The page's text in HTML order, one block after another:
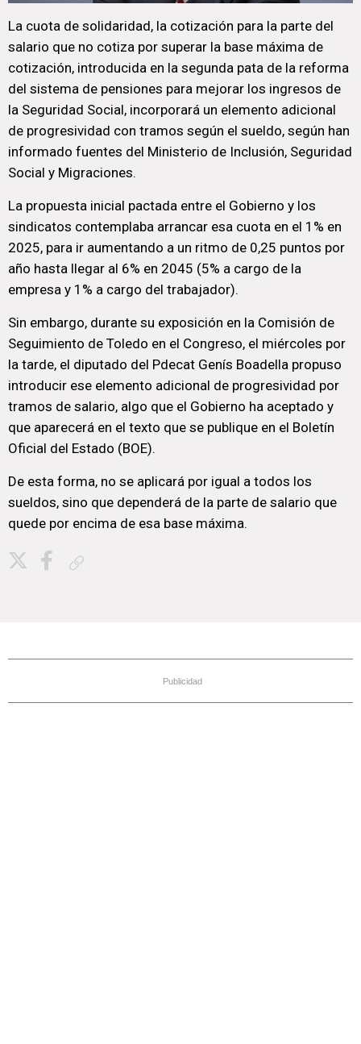
La cuota de solidaridad, la cotización para la parte del
salario que no cotiza por superar la base máxima de
cotización, introducida en la segunda pata de la reforma
del sistema de pensiones para mejorar los ingresos de
la Seguridad Social, incorporará un elemento adicional
de progresividad con tramos según el sueldo, según han
informado fuentes del Ministerio de Inclusión, Seguridad
Social y Migraciones.
La propuesta inicial pactada entre el Gobierno y los
sindicatos contemplaba arrancar esa cuota en el 1% en
2025, para ir aumentando a un ritmo de 0,25 puntos por
año hasta llegar al 6% en 2045 (5% a cargo de la
empresa y 1% a cargo del trabajador).
Sin embargo, durante su exposición en la Comisión de
Seguimiento de Toledo en el Congreso, el miércoles por
la tarde, el diputado del Pdecat Genís Boadella propuso
introducir ese elemento adicional de progresividad por
tramos de salario, algo que el Gobierno ha aceptado y
que aparecerá en el texto que se publique en el Boletín
Oficial del Estado (BOE).
De esta forma, no se aplicará por igual a todos los
sueldos, sino que dependerá de la parte de salario que
quede por encima de esa base máxima.
Publicidad